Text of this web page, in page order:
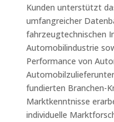
Kunden unterstützt
umfangreicher
fahrzeugtechnischen
Automobilindustrie
Performance von
fundierten Branchen-
Marktkenntnisse
individuelle